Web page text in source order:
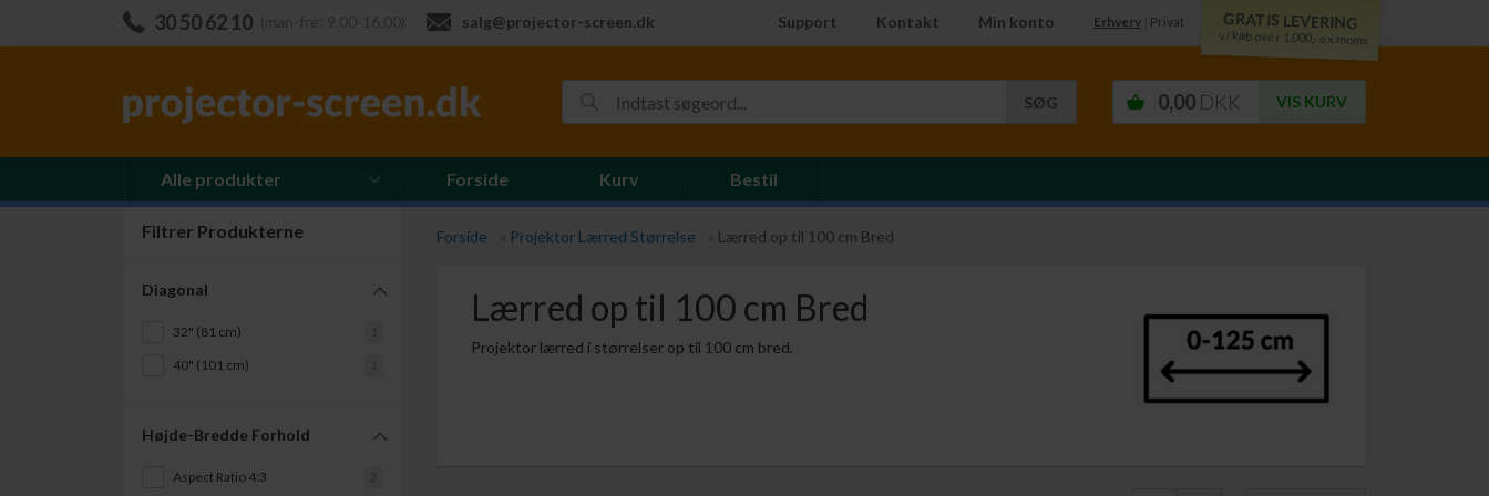
30 50 62 10 salg@projector-screen.dk Support Kontakt Min konto Erhverv Privat GRATIS LEVERING
v/ køb over 1.000,- ex.moms
VIS KURV
0,00 DKK
Alle produkter Forside Kurv Bestil
Filtrer Produkterne
Diagonal
32" (81 cm)
40" (101 cm)
Højde-Bredde Forhold
Aspect Ratio 4:3
Forside Projektor Lærred Størrelse Lærred op til 100 cm Bred
Lærred op til 100 cm Bred
Projektor lærred i størrelser op til 100 cm bred.